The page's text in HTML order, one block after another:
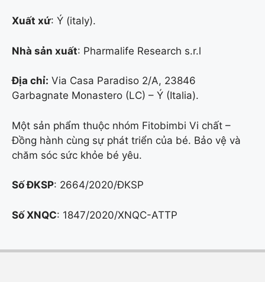
Xuất xứ: Ý (italy).
Nhà sản xuất: Pharmalife Research s.r.l
Địa chỉ: Via Casa Paradiso 2/A, 23846
Garbagnate Monastero (LC) – Ý (Italia).
Một sản phẩm thuộc nhóm Fitobimbi Vi chất –
Đồng hành cùng sự phát triển của bé. Bảo vệ và
chăm sóc sức khỏe bé yêu.
Số ĐKSP: 2664/2020/ĐKSP
Số XNQC: 1847/2020/XNQC-ATTP